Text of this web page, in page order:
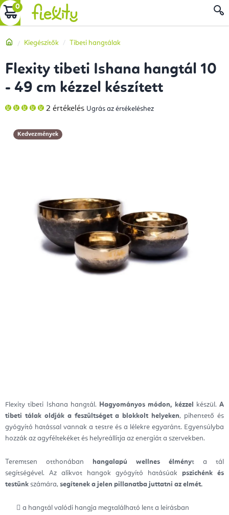
Ugrás
a
tartalomhoz
KOSÁR
Kezdőlap
Kiegészítők Tibeti hangtálak
Flexity tibeti Ishana hangtál. Hagyományos módon, kézzel készül. A
tibeti tálak oldják a feszültséget a blokkolt helyeken, pihentető és
gyógyító hatással vannak a testre és a lélekre egyaránt. Egyensúlyba
hozzák az agyféltekéket és helyreállítja az energiát a szervekben.
Teremtsen otthonában hangalapú wellnes élményt a tál
segítségével. Az alikvot hangok gyógyító hatásúak pszichénk és
testünk számára, segítenek a jelen pillanatba juttatni az elmét.
a hangtál valódi hangja megtalálható lent a leírásban
Flexity tibeti Ishana hangtál 10
- 49 cm kézzel készített
A
termék
5-
ből
5,0
2 értékelés Ugrás az értékeléshez
Kedvezmények